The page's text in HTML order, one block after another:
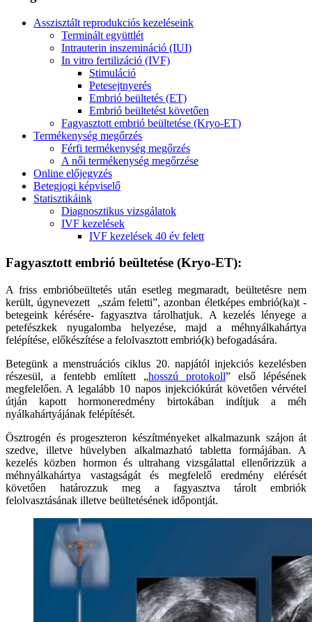
Asszisztált reprodukciós kezeléseink
Terminált együttlét
Intrauterin inszemináció (IUI)
In vitro fertilizáció (IVF)
Stimuláció
Petesejtnyerés
Embrió beültetés (ET)
Embrió beültetést követően
Fagyasztott embrió beültetése (Kryo-ET)
Termékenység megőrzés
Férfi termékenység megőrzés
A női termékenység megőrzése
Online előjegyzés
Betegjogi képviselő
Statisztikáink
Diagnosztikus vizsgálatok
IVF kezelések
IVF kezelések 40 év felett
Fagyasztott embrió beültetése (Kryo-ET):
A friss embrióbeültetés után esetleg megmaradt, beültetésre nem
került, úgynevezett „szám feletti”, azonban életképes embrió(ka)t -
betegeink kérésére- fagyasztva tárolhatjuk. A kezelés lényege a
petefészkek nyugalomba helyezése, majd a méhnyálkahártya
felépítése, előkészítése a felolvasztott embrió(k) befogadására.
Betegünk a menstruációs ciklus 20. napjától injekciós kezelésben
részesül, a fentebb említett „hosszú protokoll” első lépésének
megfelelően. A legalább 10 napos injekciókúrát követően vérvétel
útján kapott hormoneredmény birtokában indítjuk a méh
nyálkahártyájának felépítését.
Ösztrogén és progeszteron készítményeket alkalmazunk szájon át
szedve, illetve hüvelyben alkalmazható tabletta formájában. A
kezelés közben hormon és ultrahang vizsgálattal ellenőrizzük a
méhnyálkahártya vastagságát és megfelelő eredmény elérését
követően határozzuk meg a fagyasztva tárolt embriók
felolvasztásának illetve beültetésének időpontját.